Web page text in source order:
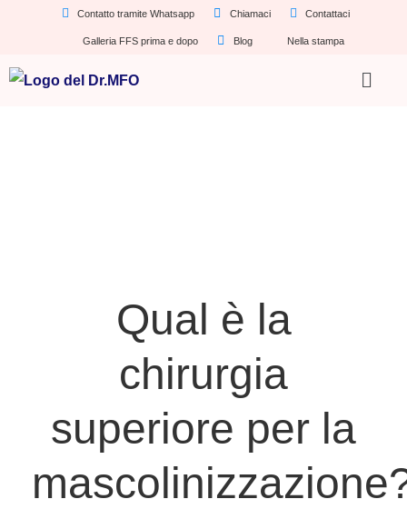
Contatto tramite Whatsapp Chiamaci Contattaci
Galleria FFS prima e dopo Blog Nella stampa
Qual è la
chirurgia
superiore per la